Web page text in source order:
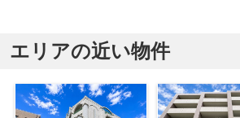
エリアの近い物件